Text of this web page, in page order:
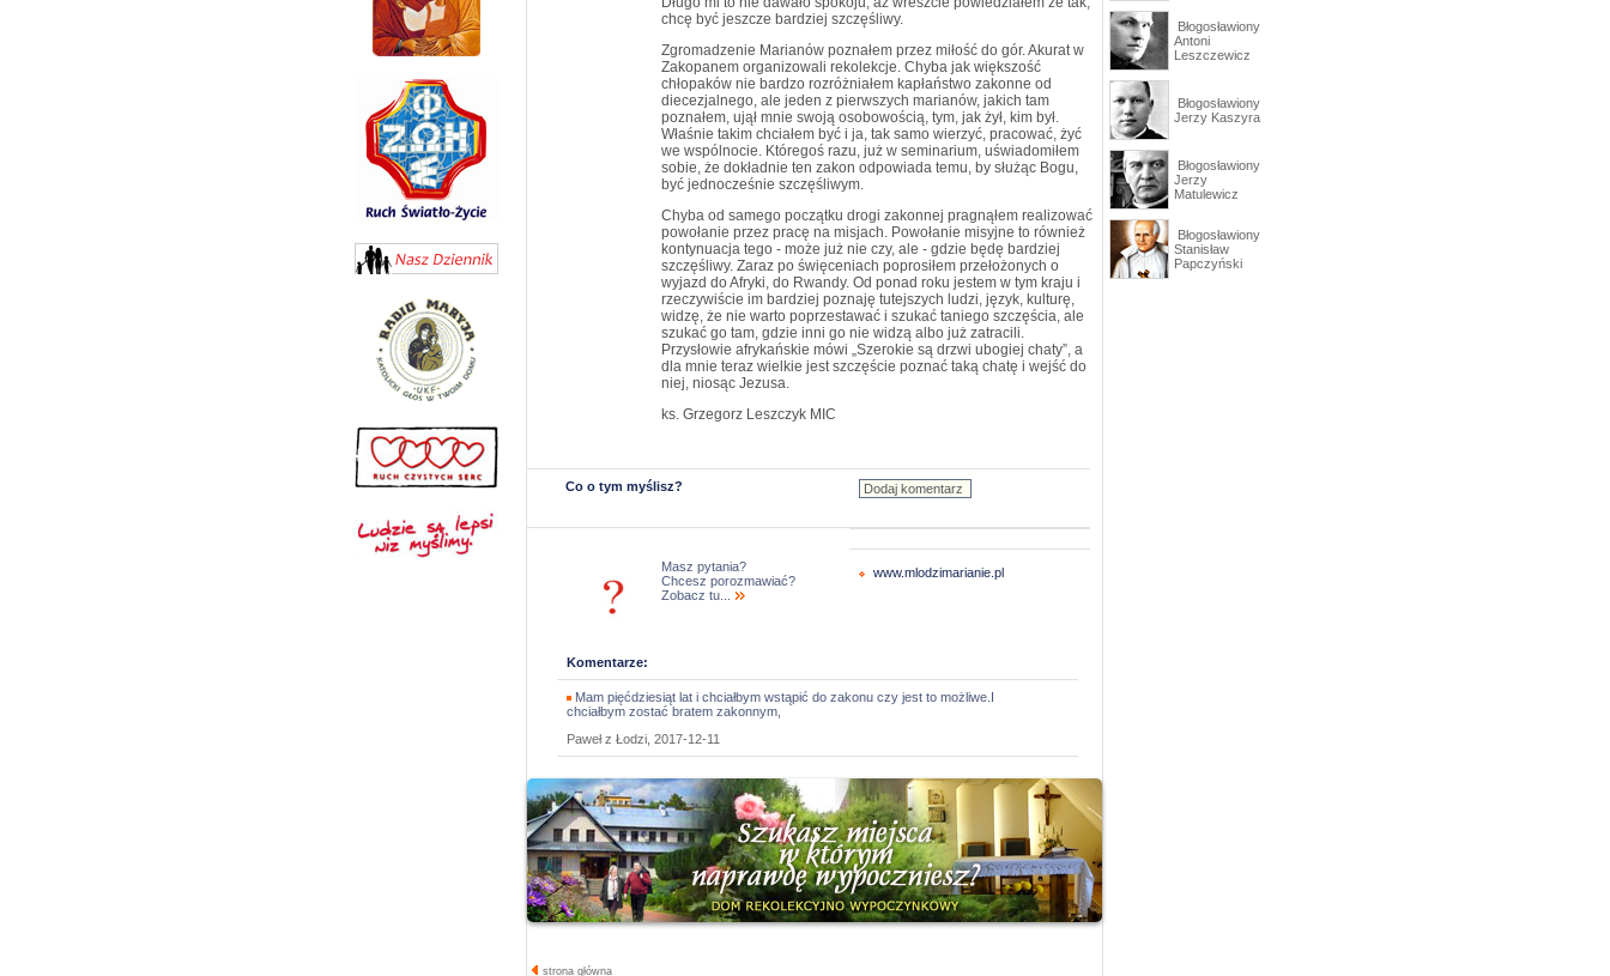
chcę być jeszcze bardziej szczęśliwy.
Zgromadzenie Marianów poznałem przez miłość do gór. Akurat w
Zakopanem organizowali rekolekcje. Chyba jak większość
chłopaków nie bardzo rozróżniałem kapłaństwo zakonne od
diecezjalnego, ale jeden z pierwszych marianów, jakich tam
poznałem, ujął mnie swoją osobowością, tym, jak żył, kim był.
Właśnie takim chciałem być i ja, tak samo wierzyć, pracować, żyć
we wspólnocie. Któregoś razu, już w seminarium, uświadomiłem
sobie, że dokładnie ten zakon odpowiada temu, by służąc Bogu,
być jednocześnie szczęśliwym.
Chyba od samego początku drogi zakonnej pragnąłem realizować
powołanie przez pracę na misjach. Powołanie misyjne to również
kontynuacja tego - może już nie czy, ale - gdzie będę bardziej
szczęśliwy. Zaraz po święceniach poprosiłem przełożonych o
wyjazd do Afryki, do Rwandy. Od ponad roku jestem w tym kraju i
rzeczywiście im bardziej poznaję tutejszych ludzi, język, kulturę,
widzę, że nie warto poprzestawać i szukać taniego szczęścia, ale
szukać go tam, gdzie inni go nie widzą albo już zatracili.
Przysłowie afrykańskie mówi „Szerokie są drzwi ubogiej chaty”, a
dla mnie teraz wielkie jest szczęście poznać taką chatę i wejść do
niej, niosąc Jezusa.
ks. Grzegorz Leszczyk MIC
Co o tym myślisz?
Masz pytania?
Chcesz porozmawiać?
Zobacz tu...
www.mlodzimarianie.pl
Komentarze:
Mam pięćdziesiąt lat i chciałbym wstąpić do zakonu czy jest to możliwe.I
chciałbym zostać bratem zakonnym,
Paweł z Łodzi, 2017-12-11
strona główna
Błogosławiony
Antoni
Leszczewicz
Błogosławiony
Jerzy Kaszyra
Błogosławiony
Jerzy
Matulewicz
Błogosławiony
Stanisław
Papczyński